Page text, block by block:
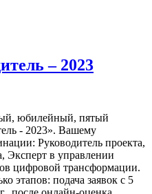
– 2023
юбилейный, пятый
- 2023». Вашему
Руководитель проекта,
Эксперт в управлении
цифровой трансформации.
этапов: подача заявок с 5